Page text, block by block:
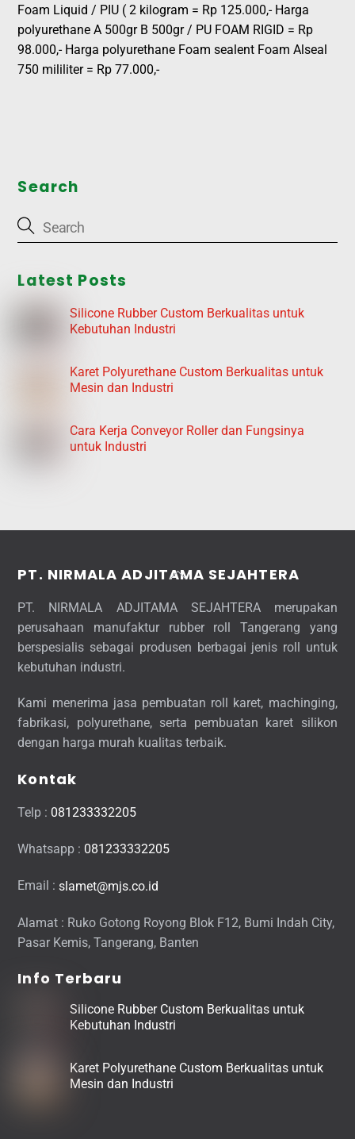
Foam Liquid / PIU ( 2 kilogram = Rp 125.000,- Harga
polyurethane A 500gr B 500gr / PU FOAM RIGID = Rp
98.000,- Harga polyurethane Foam sealent Foam Alseal
750 mililiter = Rp 77.000,-
Search
Latest Posts
Silicone Rubber Custom Berkualitas untuk
Kebutuhan Industri
Karet Polyurethane Custom Berkualitas untuk
Mesin dan Industri
Cara Kerja Conveyor Roller dan Fungsinya
untuk Industri
Back
Top
PT. NIRMALA ADJITAMA SEJAHTERA
PT. NIRMALA ADJITAMA SEJAHTERA merupakan
perusahaan manufaktur rubber roll Tangerang yang
berspesialis sebagai produsen berbagai jenis roll untuk
kebutuhan industri.
Kami menerima jasa pembuatan roll karet, machinging,
fabrikasi, polyurethane, serta pembuatan karet silikon
dengan harga murah kualitas terbaik.
Kontak
Telp : 081233332205
Whatsapp : 081233332205
Email :slamet@mjs.co.id
Alamat : Ruko Gotong Royong Blok F12, Bumi Indah City,
Pasar Kemis, Tangerang, Banten
Info Terbaru
Silicone Rubber Custom Berkualitas untuk
Kebutuhan Industri
Karet Polyurethane Custom Berkualitas untuk
Mesin dan Industri